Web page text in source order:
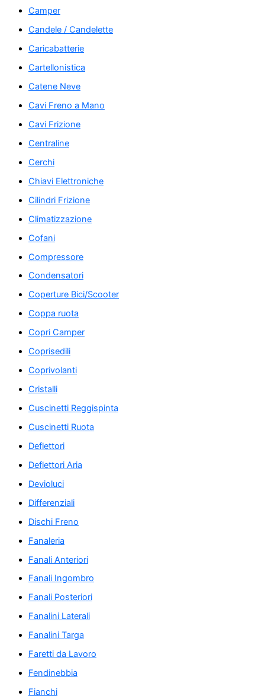
Camper
Candele / Candelette
Caricabatterie
Cartellonistica
Catene Neve
Cavi Freno a Mano
Cavi Frizione
Centraline
Cerchi
Chiavi Elettroniche
Cilindri Frizione
Climatizzazione
Cofani
Compressore
Condensatori
Coperture Bici/Scooter
Coppa ruota
Copri Camper
Coprisedili
Coprivolanti
Cristalli
Cuscinetti Reggispinta
Cuscinetti Ruota
Deflettori
Deflettori Aria
Devioluci
Differenziali
Dischi Freno
Fanaleria
Fanali Anteriori
Fanali Ingombro
Fanali Posteriori
Fanalini Laterali
Fanalini Targa
Faretti da Lavoro
Fendinebbia
Fianchi